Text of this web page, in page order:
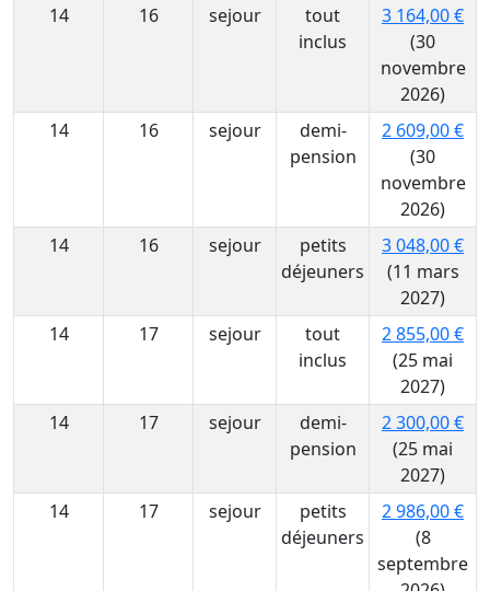
14
16 sejour
tout
inclus
3 164,00 €
(30
novembre
2026)
14
16 sejour
demi-
pension
2 609,00 €
(30
novembre
2026)
14
16 sejour
petits
déjeuners
3 048,00 €
(11 mars
2027)
14
17 sejour
tout
inclus
2 855,00 €
(25 mai
2027)
14
17 sejour
demi-
pension
2 300,00 €
(25 mai
2027)
14
17 sejour
petits
déjeuners
2 986,00 €
(8
septembre